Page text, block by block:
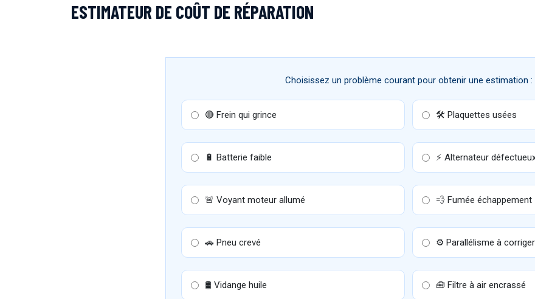
ESTIMATEUR DE COÛT DE RÉPARATION
Choisissez un problème courant pour obtenir une estimation :
🔴 Frein qui grince 🛠 Plaquettes usées
🔋 Batterie faible ⚡ Alternateur
🚨 Voyant moteur allumé 💨 Fumée échappement
🚗 Pneu crevé ⚙️ Parallélisme à corriger
🛢 Vidange huile 🧰 Filtre à air encrassé